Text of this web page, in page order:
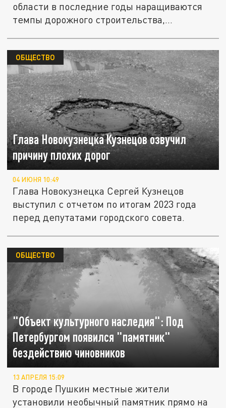
области в последние годы наращиваются
темпы дорожного строительства,...
Глава Новокузнецка Кузнецов озвучил
причину плохих дорог
ОБЩЕСТВО
04 ИЮНЯ 10:49
Глава Новокузнецка Сергей Кузнецов
выступил с отчетом по итогам 2023 года
перед депутатами городского совета.
"Объект культурного наследия": Под
Петербургом появился "памятник"
бездействию чиновников
ОБЩЕСТВО
13 АПРЕЛЯ 15:09
В городе Пушкин местные жители
установили необычный памятник прямо на